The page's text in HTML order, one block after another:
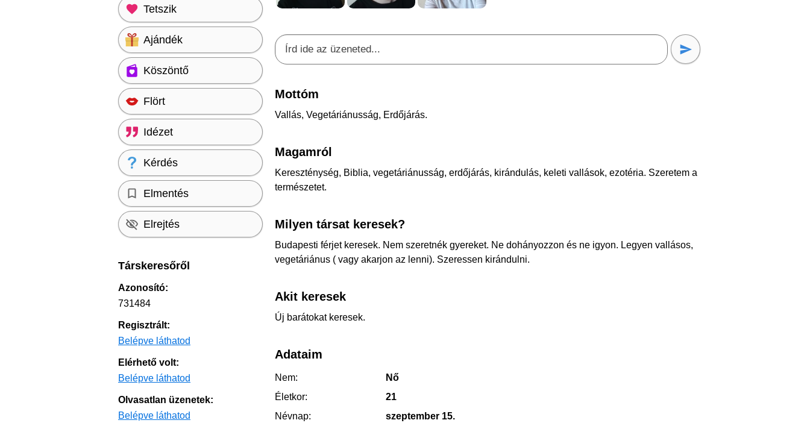
Mottóm
Vallás, Vegetáriánusság, Erdőjárás.
Magamról
Kereszténység, Biblia, vegetáriánusság, erdőjárás, kirándulás, keleti vallások, ezotéria. Szeretem a
természetet.
Milyen társat keresek?
Budapesti férjet keresek. Nem szeretnék gyereket. Ne dohányozzon és ne igyon. Legyen vallásos,
vegetáriánus ( vagy akarjon az lenni). Szeressen kirándulni.
Akit keresek
Új barátokat keresek.
Adataim
Nem:
Nő
Életkor:
21
Névnap:
szeptember 15.
Tetszik
Ajándék
Köszöntő
Flört
Idézet
Kérdés
Elmentés
Elrejtés
Társkeresőről
Azonosító:
731484
Regisztrált:
Belépve láthatod
Elérhető volt:
Belépve láthatod
Olvasatlan üzenetek:
Belépve láthatod